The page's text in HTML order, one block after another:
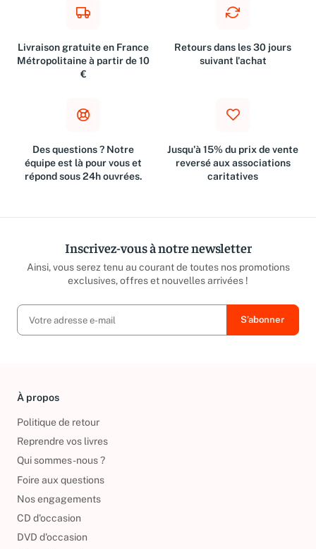
Livraison gratuite en France
Métropolitaine à partir de 10
€
Retours dans les 30 jours
suivant l'achat
Des questions ? Notre
équipe est là pour vous et
répond sous 24h ouvrées.
Jusqu'à 15% du prix de vente
reversé aux associations
caritatives
Inscrivez-vous à notre newsletter
Ainsi, vous serez tenu au courant de toutes nos promotions
exclusives, offres et nouvelles arrivées !
À propos
Politique de retour
Reprendre vos livres
Qui sommes-nous ?
Foire aux questions
Nos engagements
CD d'occasion
DVD d'occasion